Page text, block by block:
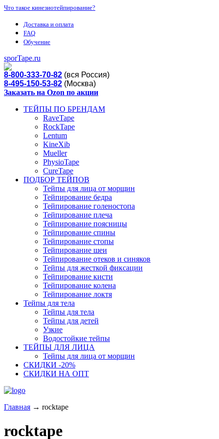
Что такое кинезиотейпирование?
Доставка и оплата
FAQ
Обучение
sporTape.ru
8-800-333-70-82 (вся Россия)
8-495-150-53-82 (Москва)
Заказать на Ozon по акции
ТЕЙПЫ ПО БРЕНДАМ
RaveTape
RockTape
Lentum
KineXib
Mueller
PhysioTape
CureTape
ПОДБОР ТЕЙПОВ
Тейпы для лица от морщин
Тейпирование бедра
Тейпирование голеностопа
Тейпирование плеча
Тейпирование поясницы
Тейпирование спины
Тейпирование стопы
Тейпирование шеи
Тейпирование отеков и синяков
Тейпы для жесткой фиксации
Тейпирование кисти
Тейпирование колена
Тейпирование локтя
Тейпы для тела
Тейпы для тела
Тейпы для детей
Узкие
Водостойкие тейпы
ТЕЙПЫ ДЛЯ ЛИЦА
Тейпы для лица от морщин
СКИДКИ -20%
СКИДКИ НА ОПТ
Главная → rocktape
rocktape